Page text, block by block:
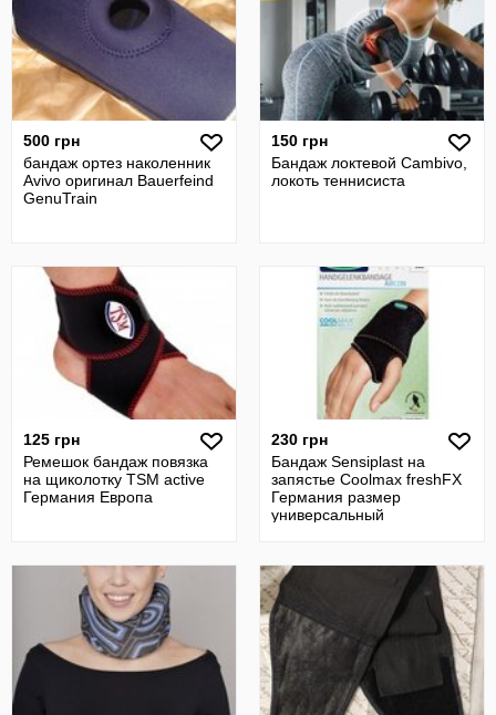
500 грн
бандаж ортез наколенник
Avivo оригинал Bauerfeind
GenuTrain
150 грн
Бандаж локтевой Cambivo,
локоть теннисиста
125 грн
Ремешок бандаж повязка
на щиколотку TSM active
Германия Европа
230 грн
Бандаж Sensiplast на
запястье Coolmax freshFX
Германия размер
универсальный